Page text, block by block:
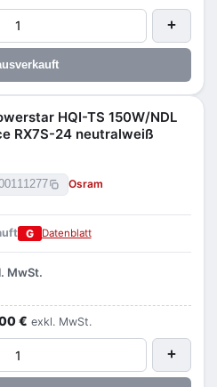
+
HQI-TS 150W/NDL
RX7S-24 neutralweiß
Osram
G Datenblatt
MwSt.
€ exkl. MwSt.
+